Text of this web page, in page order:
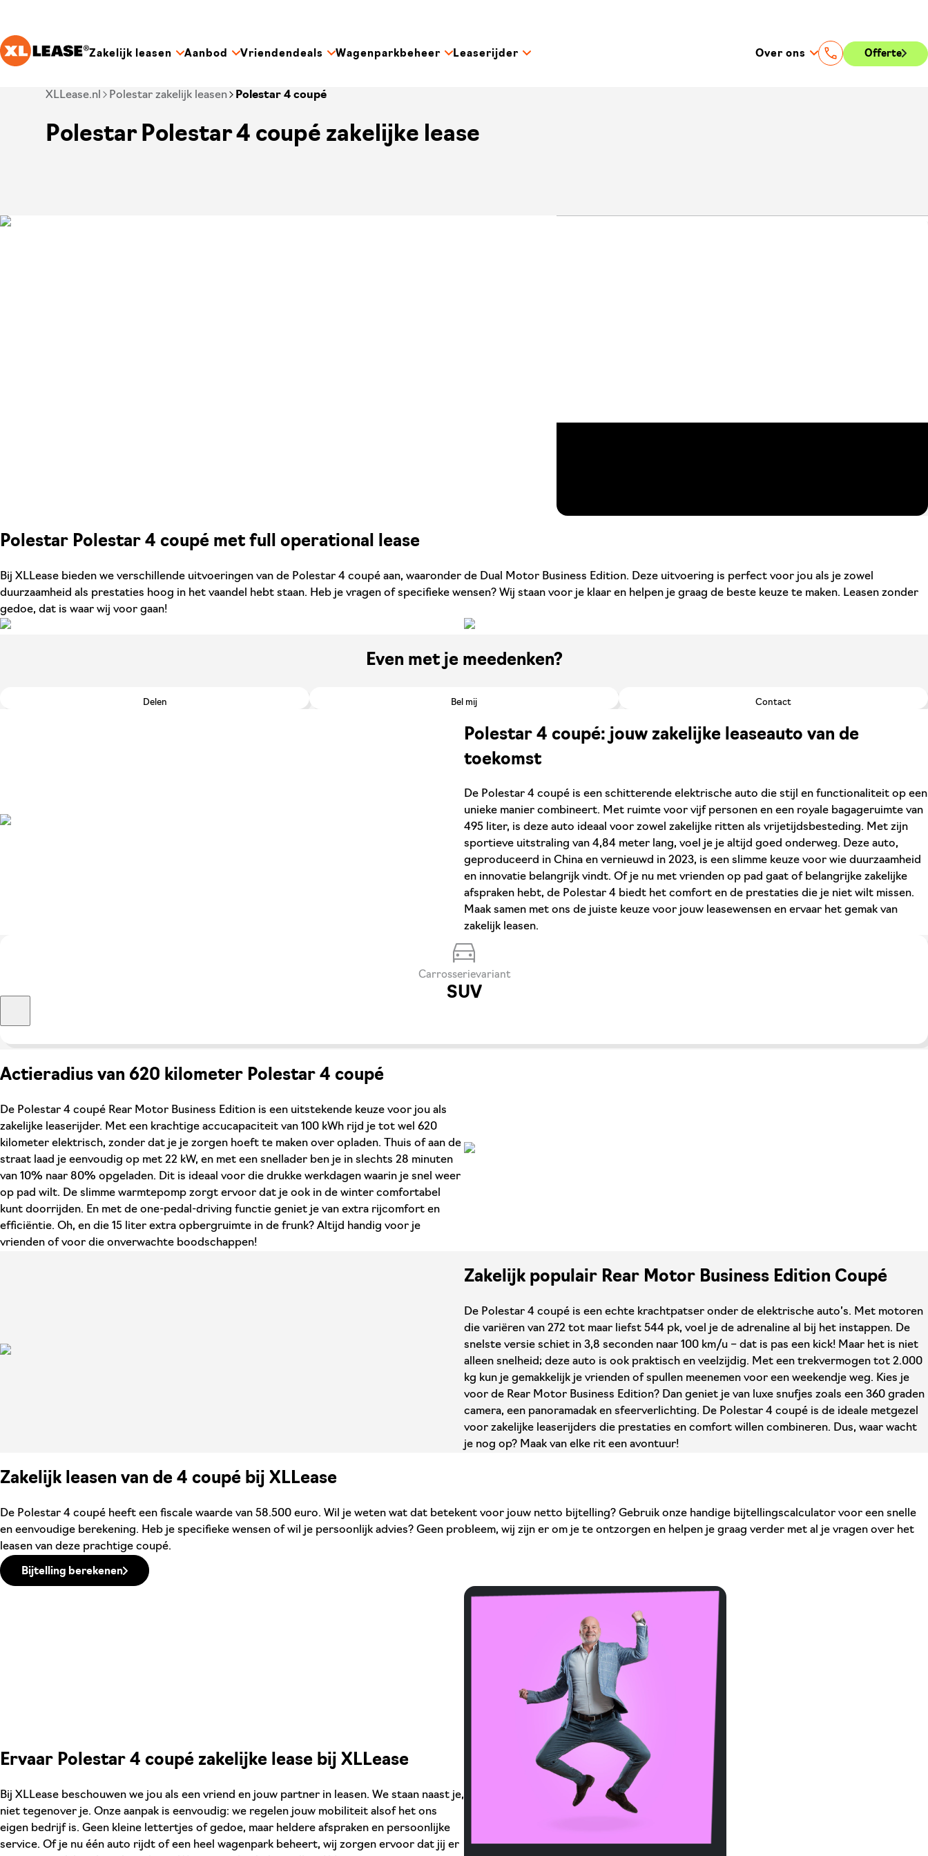
Zakelijk leasen Aanbod Vriendendeals Wagenparkbeheer Leaserijder Over ons Offerte
Je bent nu voorbij het hoofdmenu
XLLease.nl Polestar zakelijk leasen Polestar 4 coupé
Polestar Polestar 4 coupé zakelijke lease
Polestar Polestar 4 coupé met full operational lease
Bij XLLease bieden we verschillende uitvoeringen van de Polestar 4 coupé aan, waaronder de Dual Motor Business Edition. Deze uitvoering is perfect voor jou als je zowel
duurzaamheid als prestaties hoog in het vaandel hebt staan. Heb je vragen of specifieke wensen? Wij staan voor je klaar en helpen je graag de beste keuze te maken. Leasen zonder
gedoe, dat is waar wij voor gaan!
Even met je meedenken?
Delen Bel mij Contact
Polestar 4 coupé: jouw zakelijke leaseauto van de
toekomst
De Polestar 4 coupé is een schitterende elektrische auto die stijl en functionaliteit op een
unieke manier combineert. Met ruimte voor vijf personen en een royale bagageruimte van
495 liter, is deze auto ideaal voor zowel zakelijke ritten als vrijetijdsbesteding. Met zijn
sportieve uitstraling van 4,84 meter lang, voel je je altijd goed onderweg. Deze auto,
geproduceerd in China en vernieuwd in 2023, is een slimme keuze voor wie duurzaamheid
en innovatie belangrijk vindt. Of je nu met vrienden op pad gaat of belangrijke zakelijke
afspraken hebt, de Polestar 4 biedt het comfort en de prestaties die je niet wilt missen.
Maak samen met ons de juiste keuze voor jouw leasewensen en ervaar het gemak van
zakelijk leasen.
Carrosserievariant
SUV
Actieradius van 620 kilometer Polestar 4 coupé
De Polestar 4 coupé Rear Motor Business Edition is een uitstekende keuze voor jou als
zakelijke leaserijder. Met een krachtige accucapaciteit van 100 kWh rijd je tot wel 620
kilometer elektrisch, zonder dat je je zorgen hoeft te maken over opladen. Thuis of aan de
straat laad je eenvoudig op met 22 kW, en met een snellader ben je in slechts 28 minuten
van 10% naar 80% opgeladen. Dit is ideaal voor die drukke werkdagen waarin je snel weer
op pad wilt. De slimme warmtepomp zorgt ervoor dat je ook in de winter comfortabel
kunt doorrijden. En met de one-pedal-driving functie geniet je van extra rijcomfort en
efficiëntie. Oh, en die 15 liter extra opbergruimte in de frunk? Altijd handig voor je
vrienden of voor die onverwachte boodschappen!
Zakelijk populair Rear Motor Business Edition Coupé
De Polestar 4 coupé is een echte krachtpatser onder de elektrische auto’s. Met motoren
die variëren van 272 tot maar liefst 544 pk, voel je de adrenaline al bij het instappen. De
snelste versie schiet in 3,8 seconden naar 100 km/u – dat is pas een kick! Maar het is niet
alleen snelheid; deze auto is ook praktisch en veelzijdig. Met een trekvermogen tot 2.000
kg kun je gemakkelijk je vrienden of spullen meenemen voor een weekendje weg. Kies je
voor de Rear Motor Business Edition? Dan geniet je van luxe snufjes zoals een 360 graden
camera, een panoramadak en sfeerverlichting. De Polestar 4 coupé is de ideale metgezel
voor zakelijke leaserijders die prestaties en comfort willen combineren. Dus, waar wacht
je nog op? Maak van elke rit een avontuur!
Zakelijk leasen van de 4 coupé bij XLLease
De Polestar 4 coupé heeft een fiscale waarde van 58.500 euro. Wil je weten wat dat betekent voor jouw netto bijtelling? Gebruik onze handige bijtellingscalculator voor een snelle
en eenvoudige berekening. Heb je specifieke wensen of wil je persoonlijk advies? Geen probleem, wij zijn er om je te ontzorgen en helpen je graag verder met al je vragen over het
leasen van deze prachtige coupé.
Bijtelling berekenen
Ervaar Polestar 4 coupé zakelijke lease bij XLLease
Bij XLLease beschouwen we jou als een vriend en jouw partner in leasen. We staan naast je,
niet tegenover je. Onze aanpak is eenvoudig: we regelen jouw mobiliteit alsof het ons
eigen bedrijf is. Geen kleine lettertjes of gedoe, maar heldere afspraken en persoonlijke
service. Of je nu één auto rijdt of een heel wagenpark beheert, wij zorgen ervoor dat jij er